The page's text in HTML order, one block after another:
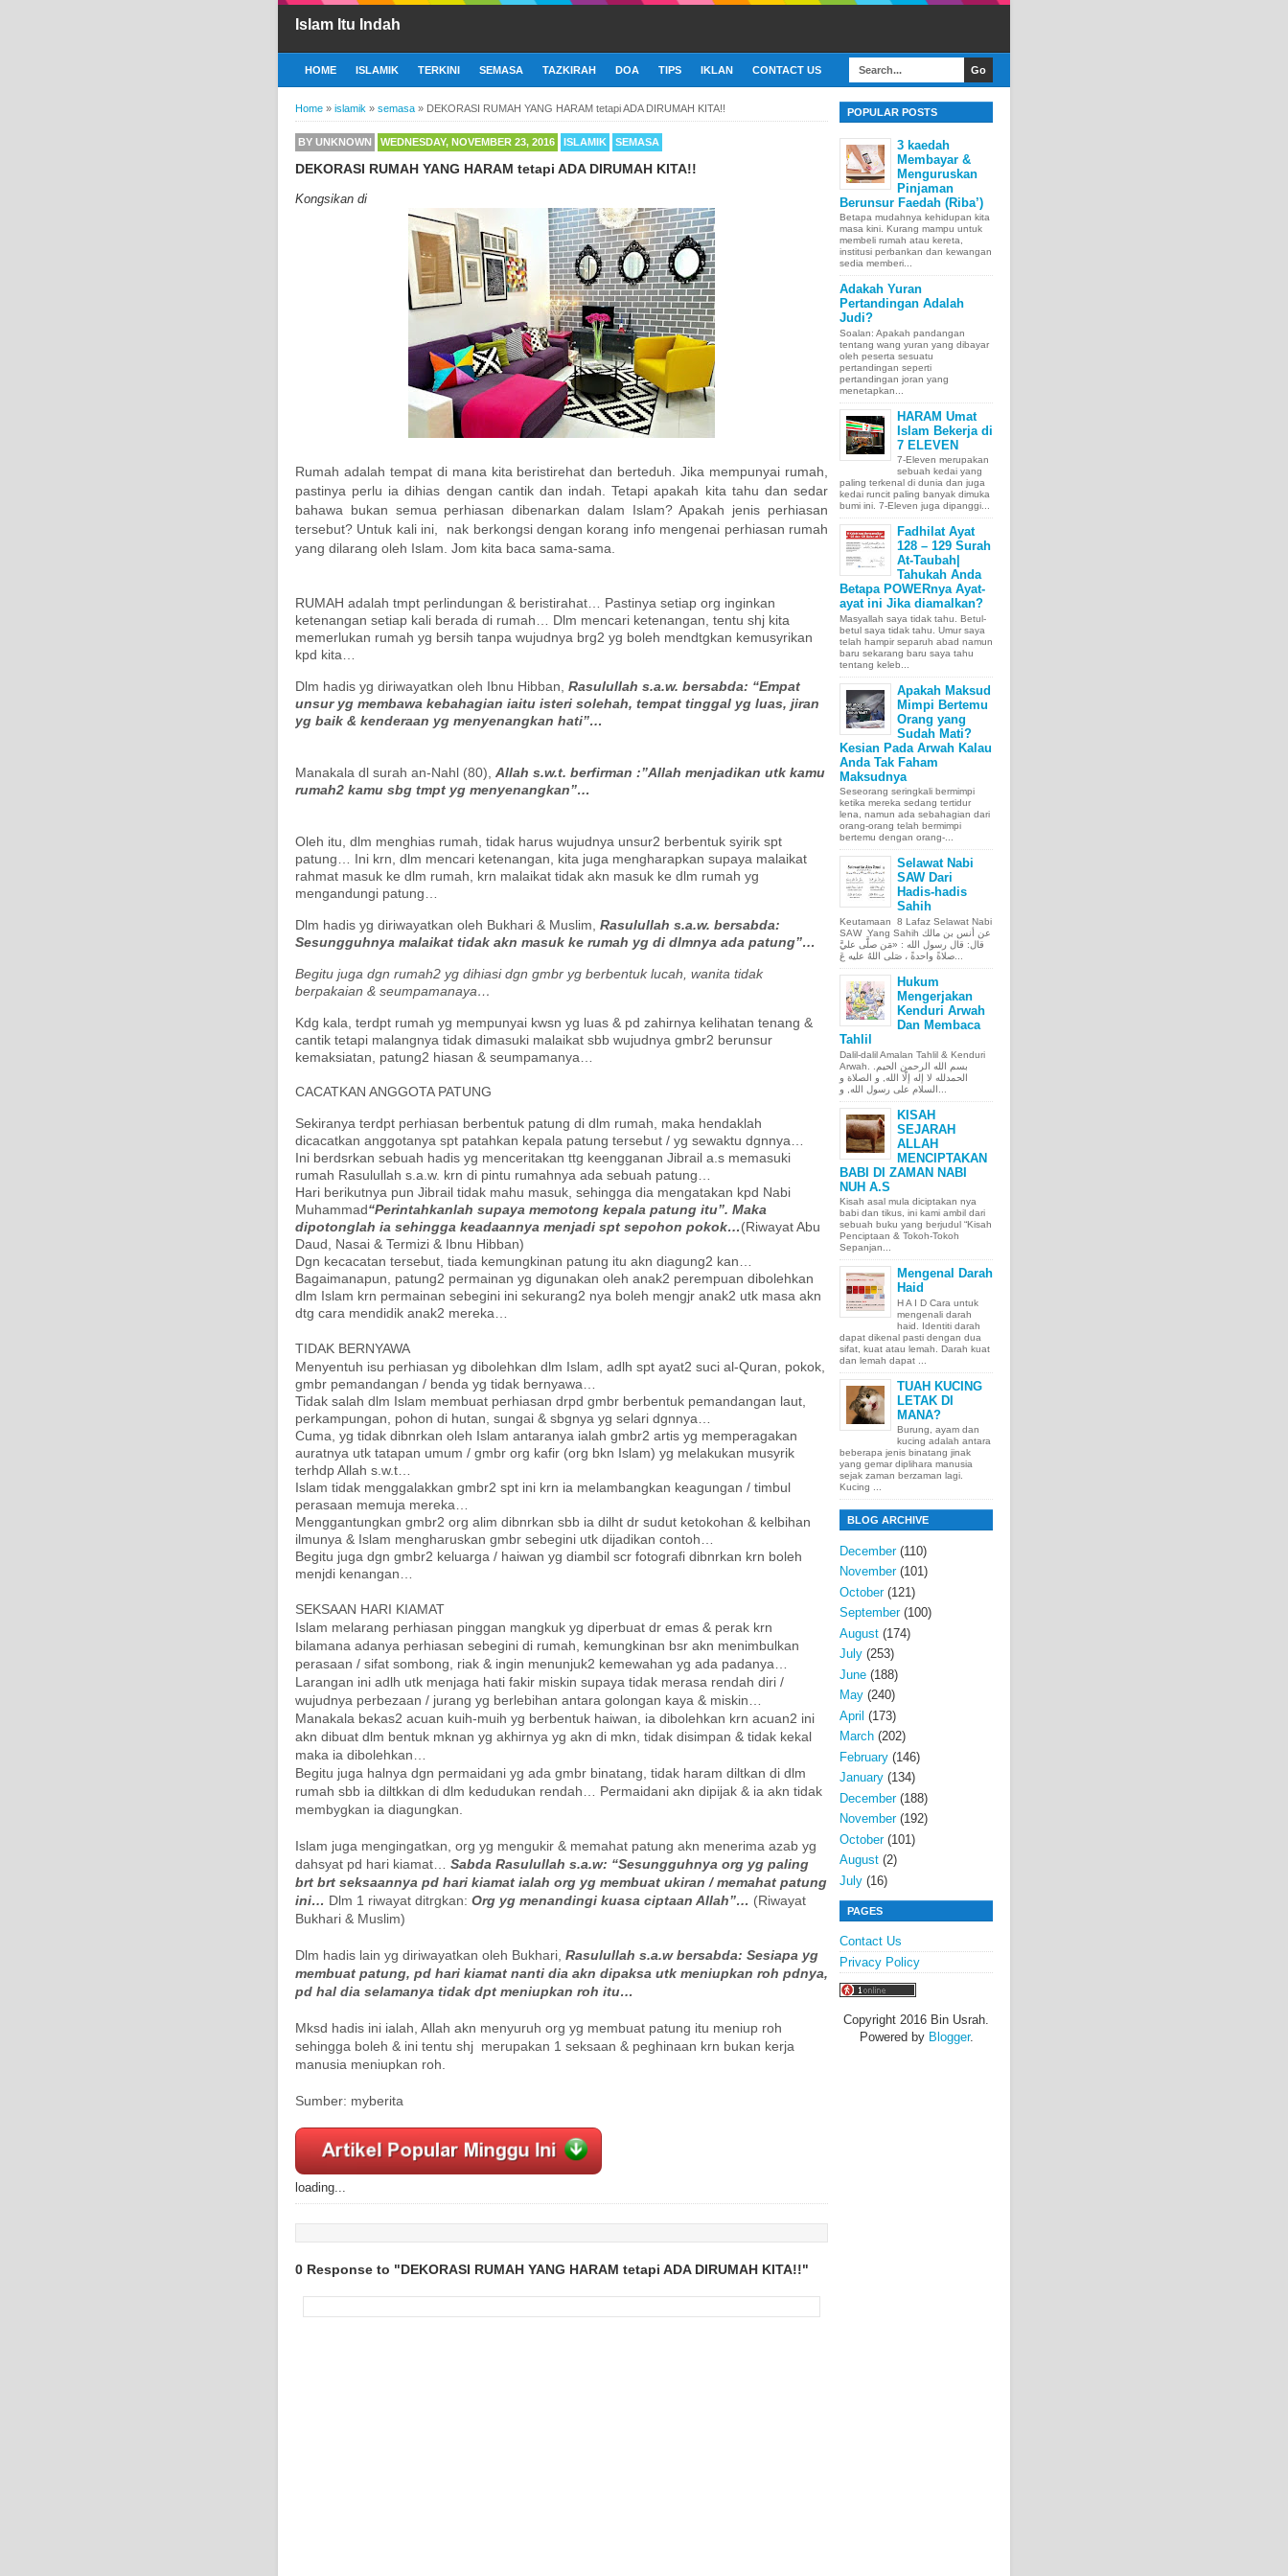
Islam Itu Indah
HOME ISLAMIK TERKINI SEMASA TAZKIRAH DOA TIPS IKLAN CONTACT US
Home » islamik » semasa » DEKORASI RUMAH YANG HARAM tetapi ADA DIRUMAH KITA!!
BY UNKNOWN WEDNESDAY, NOVEMBER 23, 2016 ISLAMIK SEMASA
DEKORASI RUMAH YANG HARAM tetapi ADA DIRUMAH KITA!!
Kongsikan di
Rumah adalah tempat di mana kita beristirehat dan berteduh. Jika mempunyai rumah,
pastinya perlu ia dihias dengan cantik dan indah. Tetapi apakah kita tahu dan sedar
bahawa bukan semua perhiasan dibenarkan dalam Islam? Apakah jenis perhiasan
tersebut? Untuk kali ini, nak berkongsi dengan korang info mengenai perhiasan rumah
yang dilarang oleh Islam. Jom kita baca sama-sama.
RUMAH adalah tmpt perlindungan & beristirahat… Pastinya setiap org inginkan
ketenangan setiap kali berada di rumah… Dlm mencari ketenangan, tentu shj kita
memerlukan rumah yg bersih tanpa wujudnya brg2 yg boleh mendtgkan kemusyrikan
kpd kita…
Dlm hadis yg diriwayatkan oleh Ibnu Hibban, Rasulullah s.a.w. bersabda: “Empat
unsur yg membawa kebahagian iaitu isteri solehah, tempat tinggal yg luas, jiran
yg baik & kenderaan yg menyenangkan hati”…
Manakala dl surah an-Nahl (80), Allah s.w.t. berfirman :”Allah menjadikan utk kamu
rumah2 kamu sbg tmpt yg menyenangkan”…
Oleh itu, dlm menghias rumah, tidak harus wujudnya unsur2 berbentuk syirik spt
patung… Ini krn, dlm mencari ketenangan, kita juga mengharapkan supaya malaikat
rahmat masuk ke dlm rumah, krn malaikat tidak akn masuk ke dlm rumah yg
mengandungi patung…
Dlm hadis yg diriwayatkan oleh Bukhari & Muslim, Rasulullah s.a.w. bersabda:
Sesungguhnya malaikat tidak akn masuk ke rumah yg di dlmnya ada patung”…
Begitu juga dgn rumah2 yg dihiasi dgn gmbr yg berbentuk lucah, wanita tidak
berpakaian & seumpamanaya…
Kdg kala, terdpt rumah yg mempunyai kwsn yg luas & pd zahirnya kelihatan tenang &
cantik tetapi malangnya tidak dimasuki malaikat sbb wujudnya gmbr2 berunsur
kemaksiatan, patung2 hiasan & seumpamanya…
CACATKAN ANGGOTA PATUNG
Sekiranya terdpt perhiasan berbentuk patung di dlm rumah, maka hendaklah
dicacatkan anggotanya spt patahkan kepala patung tersebut / yg sewaktu dgnnya…
Ini berdsrkan sebuah hadis yg menceritakan ttg keengganan Jibrail a.s memasuki
rumah Rasulullah s.a.w. krn di pintu rumahnya ada sebuah patung…
Hari berikutnya pun Jibrail tidak mahu masuk, sehingga dia mengatakan kpd Nabi
Muhammad“Perintahkanlah supaya memotong kepala patung itu”. Maka
dipotonglah ia sehingga keadaannya menjadi spt sepohon pokok…(Riwayat Abu
Daud, Nasai & Termizi & Ibnu Hibban)
Dgn kecacatan tersebut, tiada kemungkinan patung itu akn diagung2 kan…
Bagaimanapun, patung2 permainan yg digunakan oleh anak2 perempuan dibolehkan
dlm Islam krn permainan sebegini ini sekurang2 nya boleh mengjr anak2 utk masa akn
dtg cara mendidik anak2 mereka…
TIDAK BERNYAWA
Menyentuh isu perhiasan yg dibolehkan dlm Islam, adlh spt ayat2 suci al-Quran, pokok,
gmbr pemandangan / benda yg tidak bernyawa…
Tidak salah dlm Islam membuat perhiasan drpd gmbr berbentuk pemandangan laut,
perkampungan, pohon di hutan, sungai & sbgnya yg selari dgnnya…
Cuma, yg tidak dibnrkan oleh Islam antaranya ialah gmbr2 artis yg memperagakan
auratnya utk tatapan umum / gmbr org kafir (org bkn Islam) yg melakukan musyrik
terhdp Allah s.w.t…
Islam tidak menggalakkan gmbr2 spt ini krn ia melambangkan keagungan / timbul
perasaan memuja mereka…
Menggantungkan gmbr2 org alim dibnrkan sbb ia dilht dr sudut ketokohan & kelbihan
ilmunya & Islam mengharuskan gmbr sebegini utk dijadikan contoh…
Begitu juga dgn gmbr2 keluarga / haiwan yg diambil scr fotografi dibnrkan krn boleh
menjdi kenangan…
SEKSAAN HARI KIAMAT
Islam melarang perhiasan pinggan mangkuk yg diperbuat dr emas & perak krn
bilamana adanya perhiasan sebegini di rumah, kemungkinan bsr akn menimbulkan
perasaan / sifat sombong, riak & ingin menunjuk2 kemewahan yg ada padanya…
Larangan ini adlh utk menjaga hati fakir miskin supaya tidak merasa rendah diri /
wujudnya perbezaan / jurang yg berlebihan antara golongan kaya & miskin…
Manakala bekas2 acuan kuih-muih yg berbentuk haiwan, ia dibolehkan krn acuan2 ini
akn dibuat dlm bentuk mknan yg akhirnya yg akn di mkn, tidak disimpan & tidak kekal
maka ia dibolehkan…
Begitu juga halnya dgn permaidani yg ada gmbr binatang, tidak haram diltkan di dlm
rumah sbb ia diltkkan di dlm kedudukan rendah… Permaidani akn dipijak & ia akn tidak
membygkan ia diagungkan.
Islam juga mengingatkan, org yg mengukir & memahat patung akn menerima azab yg
dahsyat pd hari kiamat…
Sabda Rasulullah s.a.w: “Sesungguhnya org yg paling
brt brt seksaannya pd hari kiamat ialah org yg membuat ukiran / memahat patung
ini… Dlm 1 riwayat ditrgkan: Org yg menandingi kuasa ciptaan Allah”… (Riwayat
Bukhari & Muslim)
Dlm hadis lain yg diriwayatkan oleh Bukhari, Rasulullah s.a.w bersabda: Sesiapa yg
membuat patung, pd hari kiamat nanti dia akn dipaksa utk meniupkan roh pdnya,
pd hal dia selamanya tidak dpt meniupkan roh itu…
Mksd hadis ini ialah, Allah akn menyuruh org yg membuat patung itu meniup roh
sehingga boleh & ini tentu shj merupakan 1 seksaan & peghinaan krn bukan kerja
manusia meniupkan roh.
Sumber: myberita
loading...
0 Response to "DEKORASI RUMAH YANG HARAM tetapi ADA DIRUMAH KITA!!"
POPULAR POSTS
3 kaedah
Membayar &
Menguruskan
Pinjaman
Berunsur Faedah (Riba’)
Betapa mudahnya kehidupan kita
masa kini. Kurang mampu untuk
membeli rumah atau kereta,
institusi perbankan dan kewangan
sedia memberi...
Adakah Yuran
Pertandingan Adalah
Judi?
Soalan: Apakah pandangan
tentang wang yuran yang dibayar
oleh peserta sesuatu
pertandingan seperti
pertandingan joran yang
menetapkan...
HARAM Umat
Islam Bekerja di
7 ELEVEN
7-Eleven merupakan
sebuah kedai yang
paling terkenal di dunia dan juga
kedai runcit paling banyak dimuka
bumi ini. 7-Eleven juga dipanggi...
Fadhilat Ayat
128 – 129 Surah
At-Taubah|
Tahukah Anda
Betapa POWERnya Ayat-
ayat ini Jika diamalkan?
Masyallah saya tidak tahu. Betul-
betul saya tidak tahu. Umur saya
telah hampir separuh abad namun
baru sekarang baru saya tahu
tentang keleb...
Apakah Maksud
Mimpi Bertemu
Orang yang
Sudah Mati?
Kesian Pada Arwah Kalau
Anda Tak Faham
Maksudnya
Seseorang seringkali bermimpi
ketika mereka sedang tertidur
lena, namun ada sebahagian dari
orang-orang telah bermimpi
bertemu dengan orang-...
Selawat Nabi
SAW Dari
Hadis-hadis
Sahih
Keutamaan 8 Lafaz Selawat Nabi
SAW Yang Sahih عن أنس بن مالك
قال: قال رسول الله : «مَن صلَّى عليَّ
Hukum
Mengerjakan
Kenduri Arwah
Dan Membaca
Tahlil
Dalil-dalil Amalan Tahlil & Kenduri
Arwah. بسم الله الرحمن الحيم.
الحمدلله لا إله إلّا الله, و الصلاة و
KISAH
SEJARAH
ALLAH
MENCIPTAKAN
BABI DI ZAMAN NABI
NUH A.S
Kisah asal mula diciptakan nya
babi dan tikus, ini kami ambil dari
sebuah buku yang berjudul “Kisah
Penciptaan & Tokoh-Tokoh
Sepanjan...
Mengenal Darah
Haid
H A I D Cara untuk
mengenali darah
haid. Identiti darah
dapat dikenal pasti dengan dua
sifat, kuat atau lemah. Darah kuat
dan lemah dapat ...
TUAH KUCING
LETAK DI
MANA?
Burung, ayam dan
kucing adalah antara
beberapa jenis binatang jinak
yang gemar diplihara manusia
sejak zaman berzaman lagi.
Kucing ...
BLOG ARCHIVE
December(110)
November(101)
October(121)
September(100)
August (174)
July (253)
June (188)
May (240)
April (173)
March (202)
February (146)
January (134)
December(188)
November(192)
October(101)
August (2)
July (16)
PAGES
Contact Us
Privacy Policy
Copyright 2016 Bin Usrah.
Powered by Blogger.